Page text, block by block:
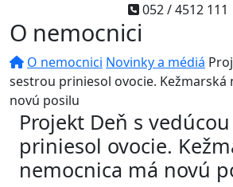
052 / 4512 111
O nemocnici
O nemocnici Novinky a médiá
sestrou priniesol ovocie. Kežmarská
novú posilu
Projekt Deň s
priniesol ovocie.
nemocnica má novú